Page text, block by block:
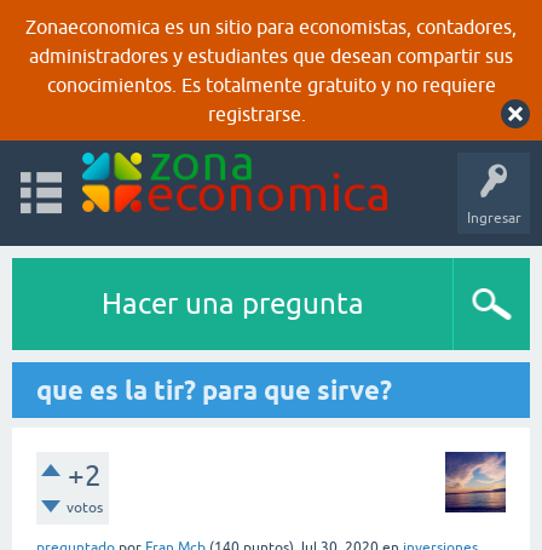
Zonaeconomica es un sitio para economistas, contadores,
administradores y estudiantes que desean compartir sus
conocimientos. Es totalmente gratuito y no requiere
registrarse.
Ingresar
Hacer una pregunta
que es la tir? para que sirve?
+2
votos